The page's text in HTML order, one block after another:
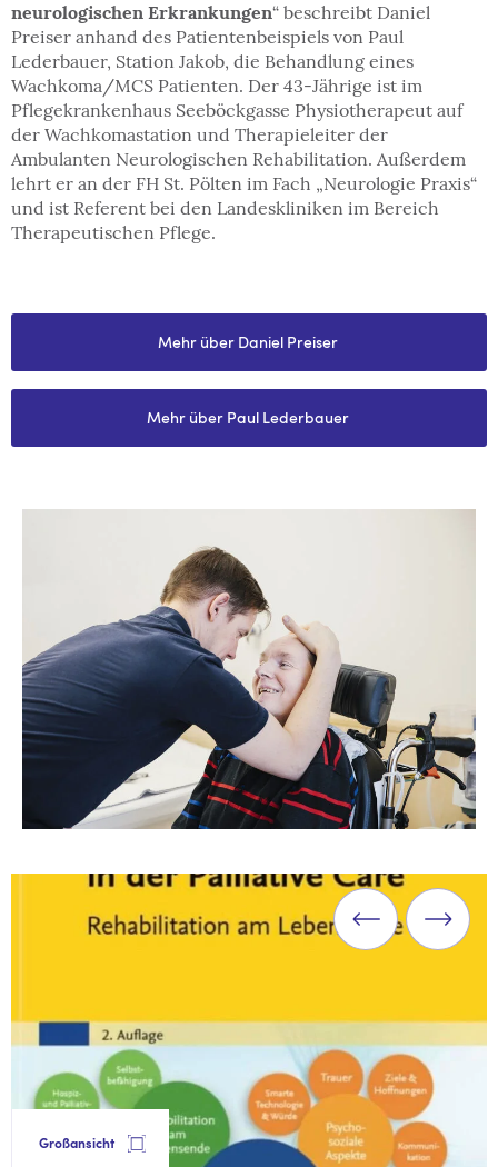
neurologischen Erkrankungen“ beschreibt Daniel
Preiser anhand des Patientenbeispiels von Paul
Lederbauer, Station Jakob, die Behandlung eines
Wachkoma/MCS Patienten. Der 43-Jährige ist im
Pflegekrankenhaus Seeböckgasse Physiotherapeut auf
der Wachkomastation und Therapieleiter der
Ambulanten Neurologischen Rehabilitation. Außerdem​
lehrt er an der FH St. Pölten im Fach „Neurologie Praxis“
und ist Referent bei den Landeskliniken im Bereich
Therapeutischen Pflege.
Mehr über Daniel Preiser
Mehr über Paul Lederbauer
Großansicht